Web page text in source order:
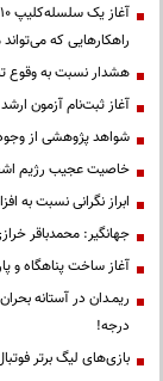
راهکارهایی که
هشدار نسبت به وقوع
آغاز ثبت‌نام آزمون
شواهد پژوهشی از
خاصیت عجیب رژیم
ابراز نگرانی نسبت
جهانگیر: محمدباقر
آغاز ساخت پناهگاه و
درجه!
بازی‌های لیگ برتر